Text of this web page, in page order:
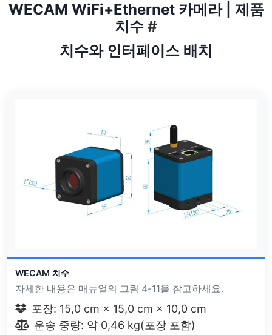
WECAM WiFi+Ethernet 카메라 | 제품
치수 #
치수와 인터페이스 배치
WECAM 치수
자세한 내용은 매뉴얼의 그림 4-11을 참고하세요.
포장: 15,0 cm × 15,0 cm × 10,0 cm
운송 중량: 약 0,46 kg(포장 포함)